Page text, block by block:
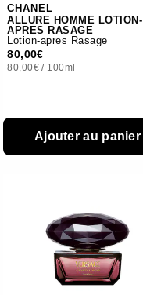
CHANEL
ALLURE HOMME LOTION-
APRES RASAGE
Lotion-apres Rasage
80,00€
80,00€ / 100ml
Ajouter au panier